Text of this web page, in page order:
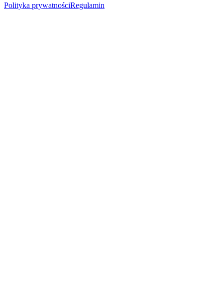
Polityka prywatnościRegulamin